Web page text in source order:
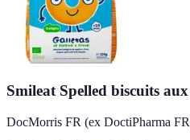
Smileat Spelled biscuits
DocMorris FR (ex DoctiPharma